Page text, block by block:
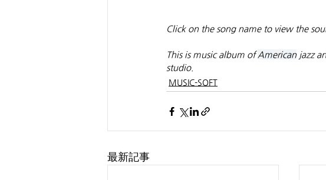
Click on the song name to view the
This is music album of American jazz
studio.
MUSIC-SOFT
最新記事